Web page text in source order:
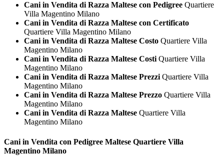
Cani in Vendita di Razza Maltese con Pedigree Quartiere
Villa Magentino Milano
Cani in Vendita di Razza Maltese con Certificato
Quartiere Villa Magentino Milano
Cani in Vendita di Razza Maltese Costo Quartiere Villa
Magentino Milano
Cani in Vendita di Razza Maltese CostiQuartiere Villa
Magentino Milano
Cani in Vendita di Razza Maltese PrezziQuartiere Villa
Magentino Milano
Cani in Vendita di Razza Maltese Prezzo Quartiere Villa
Magentino Milano
Cani in Vendita di Razza Maltese Quartiere Villa
Magentino Milano
Cani in Vendita con Pedigree Maltese Quartiere Villa
Magentino Milano